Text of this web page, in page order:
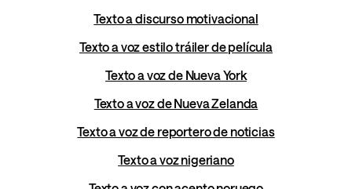
Texto a discurso motivacional
Texto a voz estilo tráiler de película
Texto a voz de Nueva York
Texto a voz de Nueva Zelanda
Texto a voz de reportero de noticias
Texto a voz nigeriano